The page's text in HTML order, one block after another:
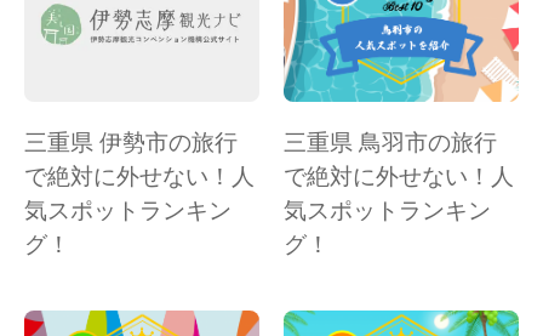
三重県 伊勢市の旅行
で絶対に外せない！人
気スポットランキン
グ！
三重県 鳥羽市の旅行
で絶対に外せない！人
気スポットランキン
グ！